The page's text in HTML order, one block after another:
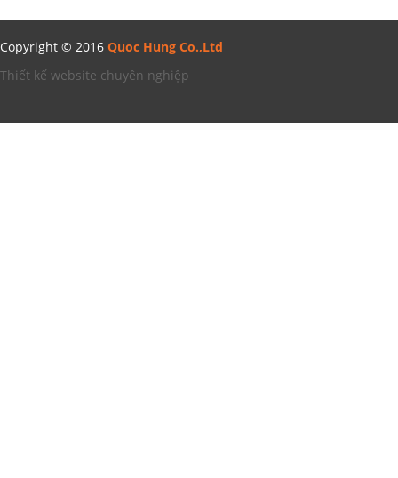
Copyright © 2016 Quoc Hung Co.,Ltd
Thiết kế website chuyên nghiệp